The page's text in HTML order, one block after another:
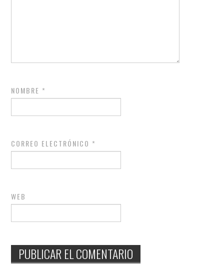
NOMBRE *
CORREO ELECTRÓNICO *
WEB